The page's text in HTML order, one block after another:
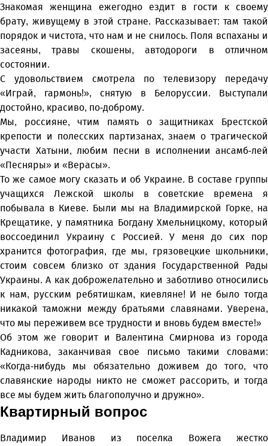
Знакомая женщина ежегодно ездит в гости к своему
брату, живущему в этой стране. Рассказывает: там такой
порядок и чистота, что нам и не снилось. Поля вспаханы и
засеяны, травы скошены, автодороги в отличном
состоянии.
С удовольствием смотрела по телевизору передачу
«Играй, гармонь!», снятую в Белоруссии. Выступали
достойно, красиво, по-доброму.
Мы, россияне, чтим память о защитниках Брестской
крепости и полесских партизанах, знаем о трагической
участи Хатыни, любим песни в исполнении ансамб-лей
«Песняры» и «Верасы».
То же самое могу сказать и об Украине. В составе группы
учащихся Лежской школы в советские времена я
побывала в Киеве. Были мы на Владимирской Горке, на
Крещатике, у памятника Богдану Хмельницкому, который
воссоединил Украину с Россией. У меня до сих пор
хранится фотография, где мы, грязовецкие школьники,
стоим совсем близко от здания Государственной Рады
Украины. А как доброжелательно и заботливо относились
к нам, русским ребятишкам, киевляне! И не было тогда
никакой таможни между братьями славянами. Уверена,
что мы переживем все трудности и вновь будем вместе!»
Об этом же говорит и Валентина Смирнова из города
Кадникова, заканчивая свое письмо такими словами:
«Когда-нибудь мы обязательно доживем до того, что
славянские народы никто не сможет рассорить, и тогда
все мы будем жить благополучно и дружно».
Квартирный вопрос
Владимир Иванов из поселка Вожега жестко